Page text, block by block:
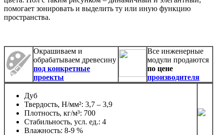
помогает зонировать и выделить ту или иную функцию
пространства.
Окрашиваем и
обрабатываем древесину
под конкретные
проекты
Все инженерные
модули продаются
по цене
производителя
Дуб
Твердость, Н/мм²: 3,7 – 3,9
Плотность, кг/м³: 700
Стабильность, усл. ед.: 4
Влажность: 8-9 %